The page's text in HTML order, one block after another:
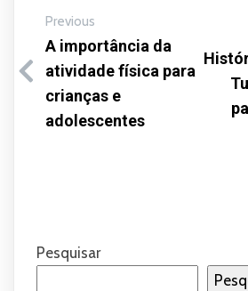
Previous
A importância da
atividade física para
crianças e
adolescentes
Pesquisar